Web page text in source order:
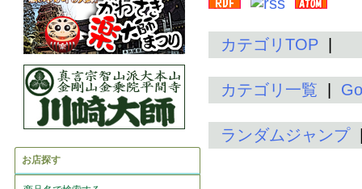
お店探す
カテゴリTOP
カテゴリ一覧
ランダムジャンプ